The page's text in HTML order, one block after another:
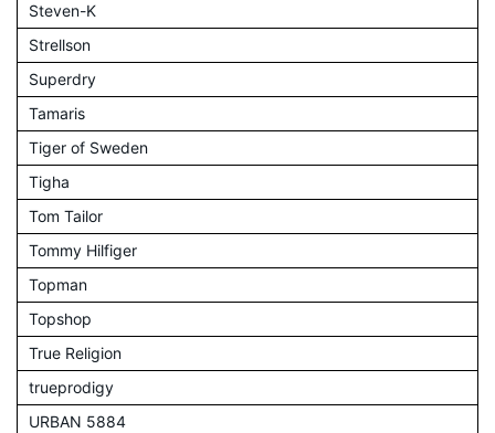
Steven-K
Strellson
Superdry
Tamaris
Tiger of Sweden
Tigha
Tom Tailor
Tommy Hilfiger
Topman
Topshop
True Religion
trueprodigy
URBAN 5884